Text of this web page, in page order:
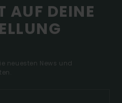
AUF DEINE
neuesten News und